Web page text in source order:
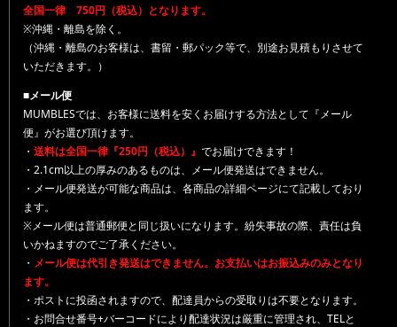
全国一律 750円（税込）となります。
※沖縄・離島を除く。
（沖縄・離島のお客様は、書留・郵パック等で、別途お見積もりさせて
いただきます。）
■メール便
MUMBLESでは、お客様に送料を安くお届けする方法として『メール
便』がお選び頂けます。
・ 送料は全国一律『250円（税込）』 でお届けできます！
・2.1cm以上の厚みのあるものは、メール便発送はできません。
・メール便発送が可能な商品は、各商品の詳細ページにて記載しており
ます。
※メール便は普通郵便と同じ扱いになります。紛失事故の際、責任は負
いかねますのでご了承ください。
・ メール便は代引き発送はできません。お支払いはお振込みのみとなり
ます。
・ポストに投函されますので、配達員からの受取りは不要となります。
・お問合せ番号+バーコードにより配達状況は厳重に管理され、TELと